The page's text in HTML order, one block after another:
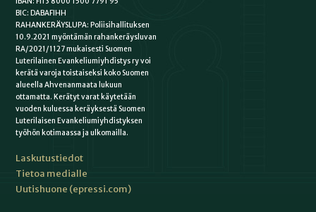
BIC: DABAFIHH
RAHANKERÄYSLUPA: Poliisihallituksen
10.9.2021 myöntämän rahankeräysluvan
RA/2021/1127 mukaisesti Suomen
Luterilainen Evankeliumiyhdistys ry voi
kerätä varoja toistaiseksi koko Suomen
alueella Ahvenanmaata lukuun
ottamatta. Kerätyt varat käytetään
vuoden kuluessa keräyksestä Suomen
Luterilaisen Evankeliumiyhdistyksen
työhön kotimaassa ja ulkomailla.
Laskutustiedot
Tietoa medialle
Uutishuone (epressi.com)